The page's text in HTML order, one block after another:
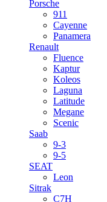
Porsche
911
Cayenne
Panamera
Renault
Fluence
Kaptur
Koleos
Laguna
Latitude
Megane
Scenic
Saab
9-3
9-5
SEAT
Leon
Sitrak
C7H